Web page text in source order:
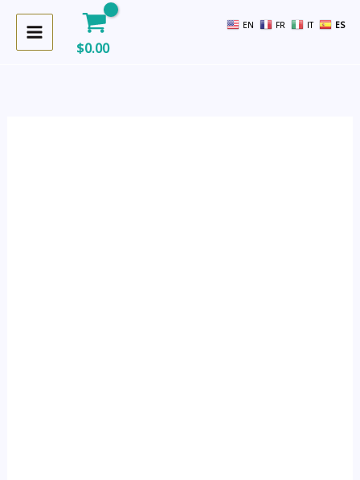
contenido
$0.00
EN FR IT ES